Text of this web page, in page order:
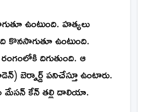
ఉంటుంది. హత్యలు
కొనసాగుతూ ఉంటుంది.
దిగుతుంది. ఆ
పనిచేస్తూ ఉంటారు.
మేసన్ కేన్ తల్లి దాలియా.